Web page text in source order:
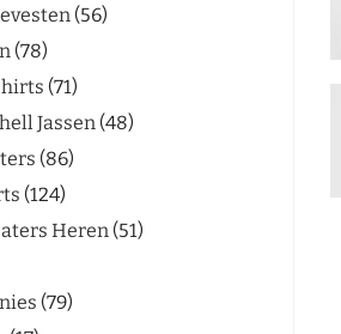
56
78
71
Jassen 48
86
124
Heren 51
79